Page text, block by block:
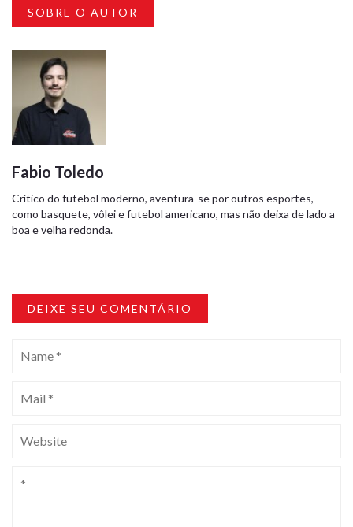
SOBRE O AUTOR
Fabio Toledo
Crítico do futebol moderno, aventura-se por outros esportes,
como basquete, vôlei e futebol americano, mas não deixa de lado a
boa e velha redonda.
DEIXE SEU COMENTÁRIO